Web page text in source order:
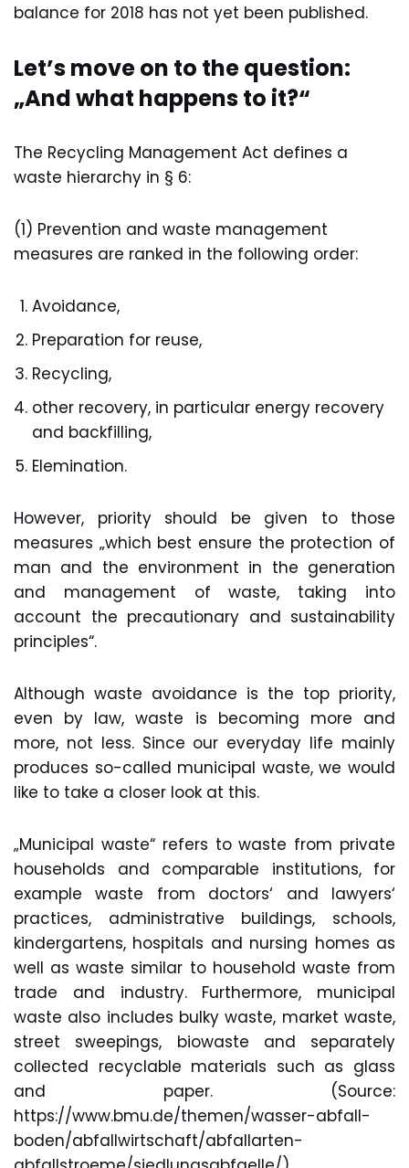
balance for 2018 has not yet been published.
Let’s move on to the question:
„And what happens to it?“
The Recycling Management Act defines a
waste hierarchy in § 6:
(1) Prevention and waste management
measures are ranked in the following order:
Avoidance,
Preparation for reuse,
Recycling,
other recovery, in particular energy recovery
and backfilling,
Elemination.
However, priority should be given to those
measures „which best ensure the protection of
man and the environment in the generation
and management of waste, taking into
account the precautionary and sustainability
principles“.
Although waste avoidance is the top priority,
even by law, waste is becoming more and
more, not less. Since our everyday life mainly
produces so-called municipal waste, we would
like to take a closer look at this.
„Municipal waste“ refers to waste from private
households and comparable institutions, for
example waste from doctors‘ and lawyers‘
practices, administrative buildings, schools,
kindergartens, hospitals and nursing homes as
well as waste similar to household waste from
trade and industry. Furthermore, municipal
waste also includes bulky waste, market waste,
street sweepings, biowaste and separately
collected recyclable materials such as glass
and paper. (Source:
https://www.bmu.de/themen/wasser-abfall-
boden/abfallwirtschaft/abfallarten-